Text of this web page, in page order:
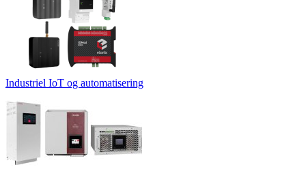
Industriel IoT og automatisering